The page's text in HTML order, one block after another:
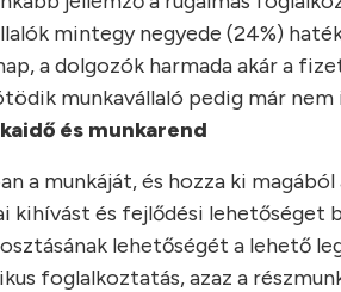
mintegy negyede (24%)
a dolgozók harmada akár a
munkavállaló pedig már nem
és munkarend
a munkáját, és hozza ki
kihívást és fejlődési
lehetőségét a lehető
foglalkoztatás, azaz a